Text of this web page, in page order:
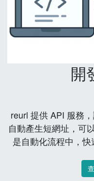
開
reurl 提供 API 服務
自動產生短網址，可
是自動化流程中，快